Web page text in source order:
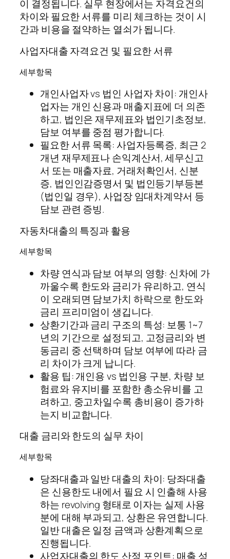
이 결정됩니다. 실무 현장에서는 자격요건의
차이와 필요한 서류를 미리 체크하는 것이 시
간과 비용을 절약하는 열쇠가 됩니다.
사업자대출 자격요건 및 필요한 서류
세부항목
개인사업자 vs 법인 사업자 차이: 개인사
업자는 개인 신용과 매출지표에 더 의존
하고, 법인은 재무제표와 법인기초정보,
담보 여부를 중점 평가합니다.
필요한 서류 목록: 사업자등록증, 최근 2
개년 재무제표나 손익계산서, 세무신고
서 또는 매출자료, 거래처확인서, 신분
증, 법인인감증명서 및 법인등기부등본
(법인일 경우), 사업장 임대차계약서 등
담보 관련 증빙.
자동차대출의 특징과 활용
세부항목
차량 연식과 담보 여부의 영향: 신차에 가
까울수록 한도와 금리가 유리하고, 연식
이 오래되면 담보가치 하락으로 한도와
금리 프리미엄이 생깁니다.
상환기간과 금리 구조의 특성: 보통 1~7
년의 기간으로 설정되고, 고정금리와 변
동금리 중 선택하며 담보 여부에 따라 금
리 차이가 크게 납니다.
활용 팁: 개인용 vs 법인용 구분, 차량 보
험료와 유지비를 포함한 총소유비를 고
려하고, 중고차일수록 총비용이 증가하
는지 비교합니다.
대출 금리와 한도의 실무 차이
세부항목
당좌대출과 일반 대출의 차이: 당좌대출
은 신용한도 내에서 필요 시 인출해 사용
하는 revolving 형태로 이자는 실제 사용
분에 대해 부과되고, 상환은 유연합니다.
일반 대출은 일정 금액과 상환계획으로
진행됩니다.
사업자대출의 한도 산정 포인트: 매출 성